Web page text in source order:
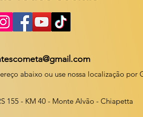
abaixo ou use nossa localização por
155 - KM 40 - Monte Alvão - Chiapetta